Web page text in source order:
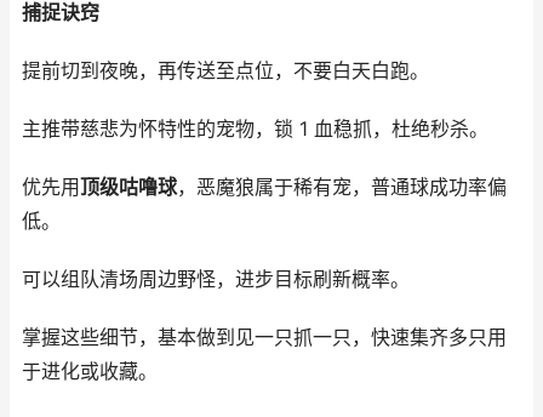
捕捉诀窍
提前切到夜晚，再传送至点位，不要白天白跑。
主推带慈悲为怀特性的宠物，锁 1 血稳抓，杜绝秒杀。
优先用顶级咕噜球，恶魔狼属于稀有宠，普通球成功率偏
低。
可以组队清场周边野怪，进步目标刷新概率。
掌握这些细节，基本做到见一只抓一只，快速集齐多只用
于进化或收藏。